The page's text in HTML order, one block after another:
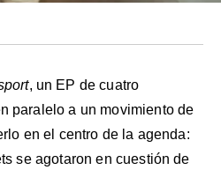
, un EP de cuatro
paralelo a un movimiento de
en el centro de la agenda:
se agotaron en cuestión de